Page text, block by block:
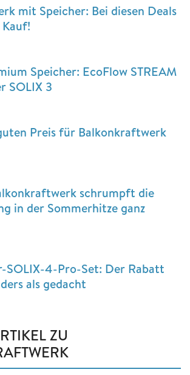
mit Speicher: Bei diesen Deals
Speicher: EcoFlow STREAM
SOLIX 3
Preis für Balkonkraftwerk
schrumpft die
in der Sommerhitze ganz
SOLIX-4-Pro-Set: Der Rabatt
als gedacht
ZU